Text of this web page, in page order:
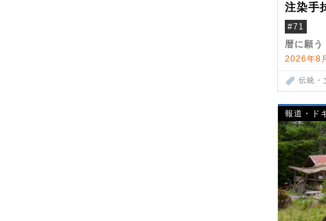
注染手
#71
暦に願う
2026年8
伝統・
報道・ド